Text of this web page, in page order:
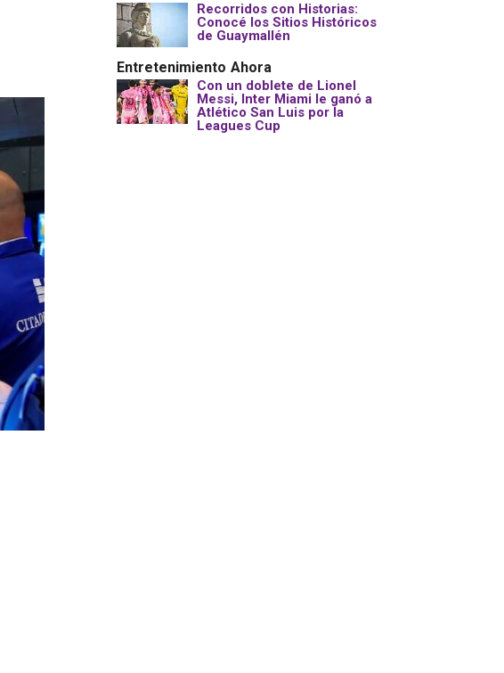
Recorridos con Historias:
Conocé los Sitios Históricos
de Guaymallén
Entretenimiento Ahora
Con un doblete de Lionel
Messi, Inter Miami le ganó a
Atlético San Luis por la
Leagues Cup